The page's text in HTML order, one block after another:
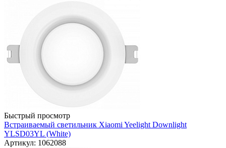
Быстрый просмотр
Встраиваемый светильник Xiaomi Yeelight Downlight
YLSD03YL (White)
Артикул: 1062088